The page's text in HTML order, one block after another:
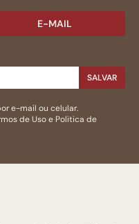
E-MAIL
SALVAR
e-mail ou celular.
de Usoe Politica de